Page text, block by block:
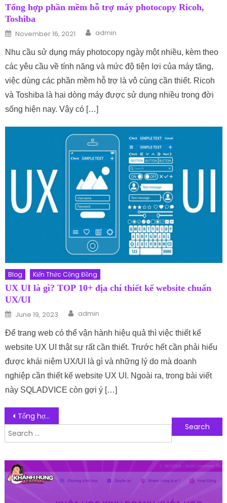
Tổng hợp phần mềm hỗ trợ máy photocopy Ricoh,
Toshiba
Posted on
November 16, 2021 Author
admin
Nhu cầu sử dụng máy photocopy ngày một nhiều, kèm theo
các yêu cầu về tính năng và mức độ tiện lợi của máy tăng,
việc dùng các phần mềm hỗ trợ là vô cùng cần thiết. Ricoh
và Toshiba là hai dòng máy được sử dụng nhiều trong đời
sống hiện nay. Vậy có […]
Blog Kiến Thức Cộng Đồng
UX UI là gì? TOP 10+ địa chỉ thiết kế website chuẩn
UX/UI
Posted on
June 19, 2023 Author
admin
Để trang web có thể vận hành hiệu quả thì việc thiết kế
website UX UI thật sự rất cần thiết. Trước hết cần phải hiểu
được khái niệm UX/UI là gì và những lý do mà doanh
nghiệp cần thiết kế website UX UI. Ngoài ra, trong bài viết
này SQLADVICE còn gợi ý […]
Post navigation
Tổng hợp 7 địa chỉ bán thảm nhựa trải sàn giá rẻ, chất lượng nhất hiện nay
Search for: